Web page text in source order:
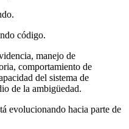
código.
manejo de
comportamiento de
del sistema de
de la ambigüedad.
evolucionando hacia parte de